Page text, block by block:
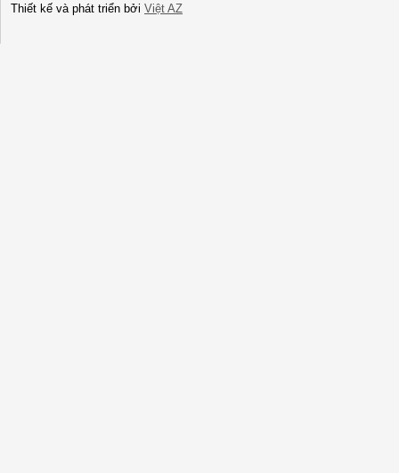
Thiết kế và phát triển bởi Việt AZ